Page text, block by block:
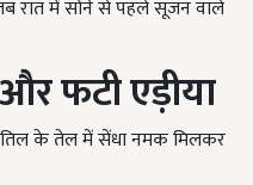
रात में सोने से पहले सूजन वाले
फटी एड़ीया
के तेल में सेंधा नमक मिलकर